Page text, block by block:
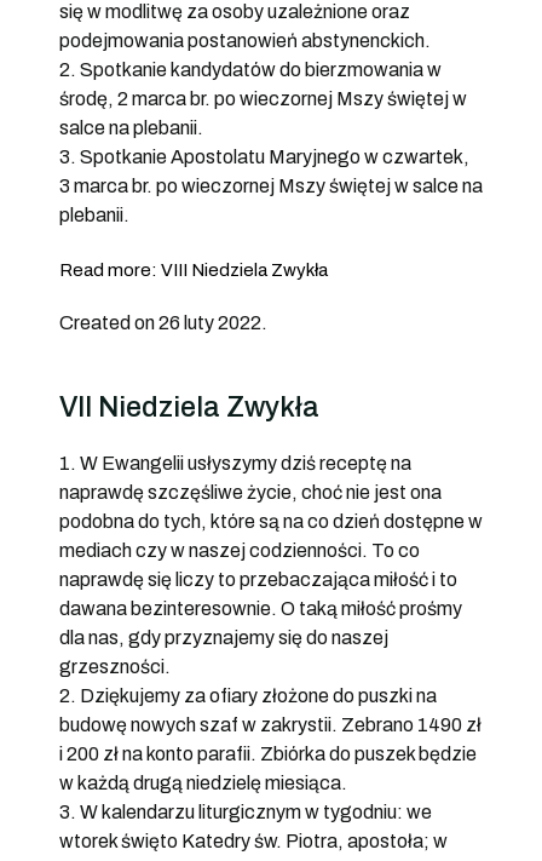
się w modlitwę za osoby uzależnione oraz
podejmowania postanowień abstynenckich.
2. Spotkanie kandydatów do bierzmowania w
środę, 2 marca br. po wieczornej Mszy świętej w
salce na plebanii.
3. Spotkanie Apostolatu Maryjnego w czwartek,
3 marca br. po wieczornej Mszy świętej w salce na
plebanii.
Read more: VIII Niedziela Zwykła
Created on 26 luty 2022.
VII Niedziela Zwykła
1. W Ewangelii usłyszymy dziś receptę na
naprawdę szczęśliwe życie, choć nie jest ona
podobna do tych, które są na co dzień dostępne w
mediach czy w naszej codzienności. To co
naprawdę się liczy to przebaczająca miłość i to
dawana bezinteresownie. O taką miłość prośmy
dla nas, gdy przyznajemy się do naszej
grzeszności.
2. Dziękujemy za ofiary złożone do puszki na
budowę nowych szaf w zakrystii. Zebrano 1490 zł
i 200 zł na konto parafii. Zbiórka do puszek będzie
w każdą drugą niedzielę miesiąca.
3. W kalendarzu liturgicznym w tygodniu: we
wtorek święto Katedry św. Piotra, apostoła; w